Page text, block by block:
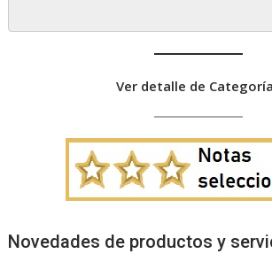
Ver detalle de
Novedades de productos y